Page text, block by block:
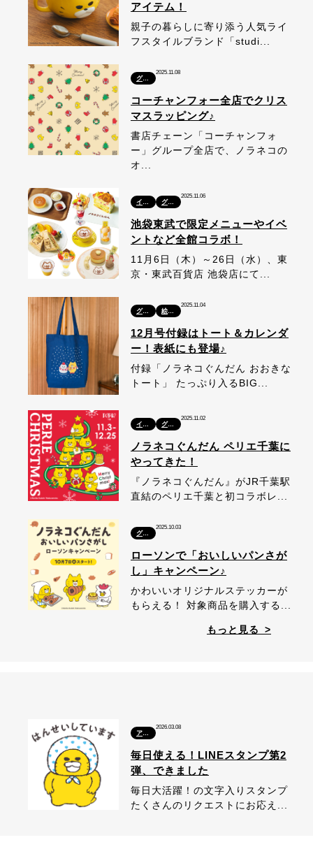
アイテム！
親子の暮らしに寄り添う人気ライ
フスタイルブランド「studi...
グッズ
2025.11.08
コーチャンフォー全店でクリス
マスラッピング♪
書店チェーン「コーチャンフォ
ー」グループ全店で、ノラネコの
オ...
イベント グッズ
2025.11.06
池袋東武で限定メニューやイベ
ントなど全館コラボ！
11月6日（木）～26日（水）、東
京・東武百貨店 池袋店にて...
グッズ 絵本・本
2025.11.04
12月号付録はトート＆カレンダ
ー！表紙にも登場♪
付録「ノラネコぐんだん おおきな
トート」 たっぷり入るBIG...
グッズ
2025.11.02
ノラネコぐんだん ペリエ千葉に
やってきた！
『ノラネコぐんだん』がJR千葉駅
直結のペリエ千葉と初コラボレ...
グッズ
2025.10.03
ローソンで「おいしいパンさが
し」キャンペーン♪
かわいいオリジナルステッカーが
もらえる！ 対象商品を購入する...
もっと見る >
2026.03.08
毎日使える！LINEスタンプ第2
弾、できました
毎日大活躍！の文字入りスタンプ
たくさんのリクエストにお応え...